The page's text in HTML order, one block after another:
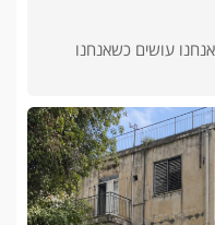
עושים כשאנחנו